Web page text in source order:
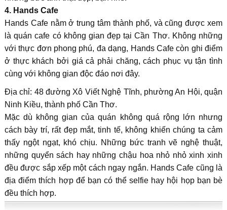
4. Hands Cafe
Hands Cafe nằm ở trung tâm thành phố, và cũng được xem
là quán cafe có không gian đẹp tại Cần Thơ. Không những
với thực đơn phong phú, đa dạng, Hands Cafe còn ghi điểm
ở thực khách bởi giá cả phải chăng, cách phục vụ tận tình
cùng với không gian độc đáo nơi đây.
Địa chỉ: 48 đường Xô Viết Nghệ Tĩnh, phường An Hội, quận
Ninh Kiều, thành phố Cần Thơ.
Mặc dù không gian của quán không quá rộng lớn nhưng
cách bày trí, rất đẹp mắt, tinh tế, không khiến chúng ta cảm
thấy ngột ngạt, khó chịu. Những bức tranh vẽ nghệ thuật,
những quyển sách hay những chậu hoa nhỏ nhỏ xinh xinh
đều được sắp xếp một cách ngay ngắn. Hands Cafe cũng là
địa điểm thích hợp để bạn có thể selfie hay hội họp bạn bè
đều thích hợp.